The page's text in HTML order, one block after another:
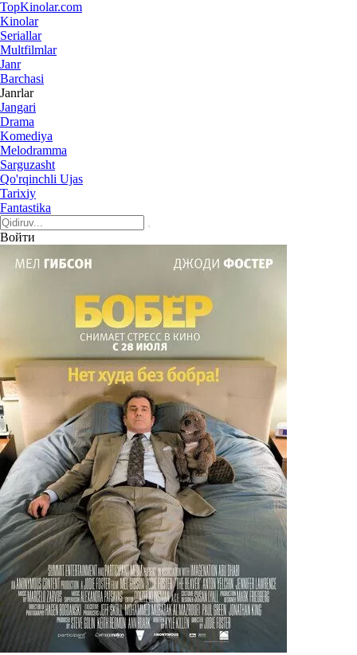
TopKinolar.com
Kinolar
Seriallar
Multfilmlar
Janr
Barchasi
Janrlar
Jangari
Drama
Komediya
Melodramma
Sarguzasht
Qo'rqinchli Ujas
Tarixiy
Fantastika
Войти